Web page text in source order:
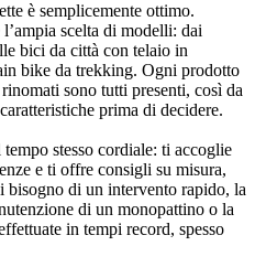
è semplicemente ottimo.
scelta di modelli: dai
bici da città con telaio in
bike da trekking. Ogni prodotto
sono tutti presenti, così da
prima di decidere.
stesso cordiale: ti accoglie
e ti offre consigli su misura,
bisogno di un intervento rapido, la
di un monopattino o la
in tempi record, spesso